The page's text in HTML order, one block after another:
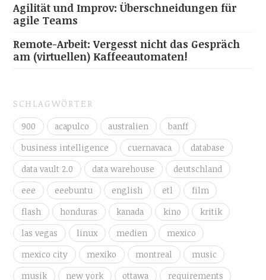
Agilität und Improv: Überschneidungen für
agile Teams
Remote-Arbeit: Vergesst nicht das Gespräch
am (virtuellen) Kaffeeautomaten!
SCHLAGWÖRTER
900 acapulco australien
banff
business intelligence
cuernavaca
database
data vault 2.0
data warehouse
deutschland
eee
eeebuntu english etl
film
flash
honduras kanada kino
kritik
las vegas
linux medien
mexico
mexico city
mexiko montreal
music
musik
new york ottawa requirements